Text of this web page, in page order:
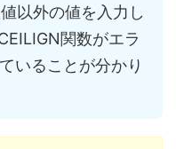
以外の値を入力し
関数がエラ
いることが分かり